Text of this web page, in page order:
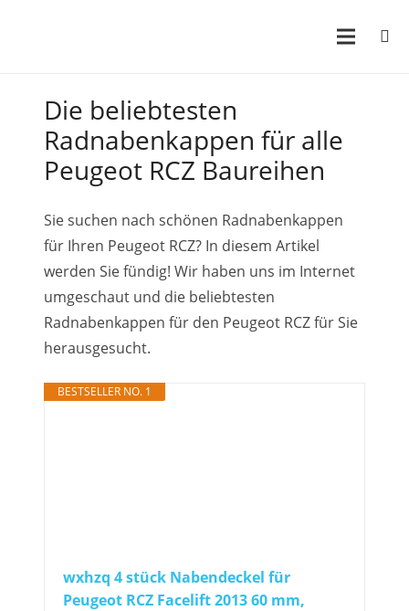
Die beliebtesten
Radnabenkappen für alle
Peugeot RCZ Baureihen
Sie suchen nach schönen Radnabenkappen
für Ihren Peugeot RCZ? In diesem Artikel
werden Sie fündig! Wir haben uns im Internet
umgeschaut und die beliebtesten
Radnabenkappen für den Peugeot RCZ für Sie
herausgesucht.
BESTSELLER NO. 1
wxhzq 4 stück Nabendeckel für
Peugeot RCZ Facelift 2013 60 mm,